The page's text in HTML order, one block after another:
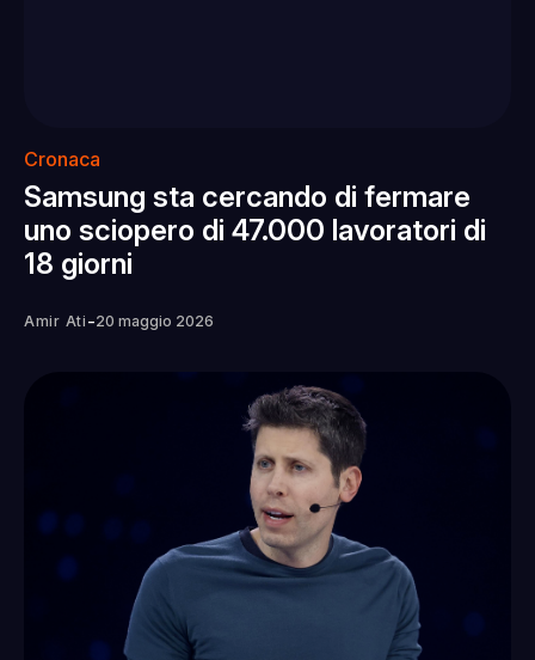
Cronaca
Samsung sta cercando di fermare
uno sciopero di 47.000 lavoratori di
18 giorni
Amir Ati -20 maggio 2026